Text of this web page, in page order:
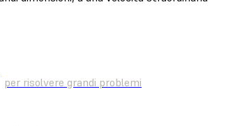
per risolvere grandi problemi